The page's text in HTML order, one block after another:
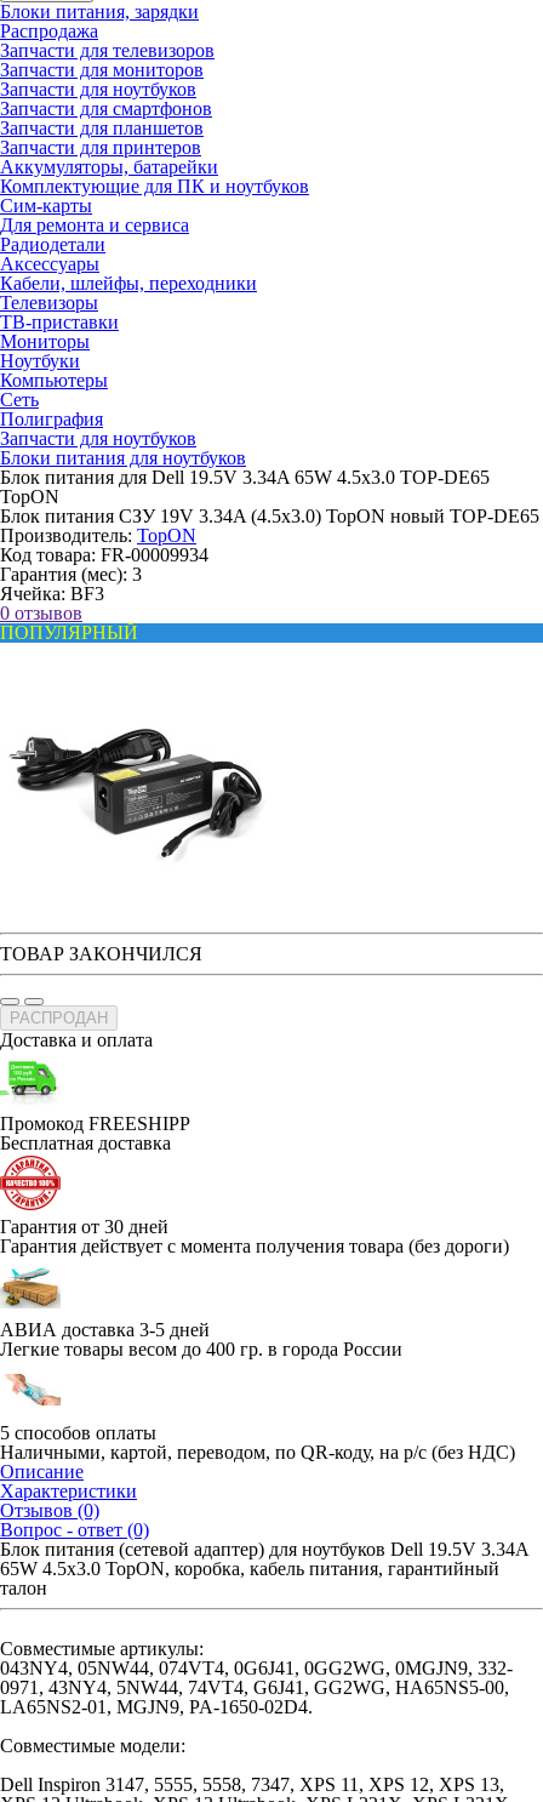
Блоки питания, зарядки
Распродажа
Запчасти для телевизоров
Запчасти для мониторов
Запчасти для ноутбуков
Запчасти для смартфонов
Запчасти для планшетов
Запчасти для принтеров
Аккумуляторы, батарейки
Комплектующие для ПК и ноутбуков
Сим-карты
Для ремонта и сервиса
Радиодетали
Аксессуары
Кабели, шлейфы, переходники
Телевизоры
ТВ-приставки
Мониторы
Ноутбуки
Компьютеры
Сеть
Полиграфия
Запчасти для ноутбуков
Блоки питания для ноутбуков
Блок питания для Dell 19.5V 3.34A 65W 4.5x3.0 TOP-DE65
TopON
Блок питания СЗУ 19V 3.34A (4.5x3.0) TopON новый TOP-DE65
Производитель: TopON
Код товара: FR-00009934
Гарантия (мес): 3
Ячейка: BF3
0 отзывов
ПОПУЛЯРНЫЙ
ТОВАР ЗАКОНЧИЛСЯ
РАСПРОДАН
Доставка и оплата
Промокод FREESHIPP
Бесплатная доставка
Гарантия от 30 дней
Гарантия действует с момента получения товара (без дороги)
АВИА доставка 3-5 дней
Легкие товары весом до 400 гр. в города России
5 способов оплаты
Наличными, картой, переводом, по QR-коду, на р/с (без НДС)
Описание
Характеристики
Отзывов (0)
Вопрос - ответ (0)
Блок питания (сетевой адаптер) для ноутбуков Dell 19.5V 3.34A
65W 4.5x3.0 TopON, коробка, кабель питания, гарантийный
талон
Совместимые артикулы:
043NY4, 05NW44, 074VT4, 0G6J41, 0GG2WG, 0MGJN9, 332-
0971, 43NY4, 5NW44, 74VT4, G6J41, GG2WG, HA65NS5-00,
LA65NS2-01, MGJN9, PA-1650-02D4.
Совместимые модели:
Dell Inspiron 3147, 5555, 5558, 7347, XPS 11, XPS 12, XPS 13,